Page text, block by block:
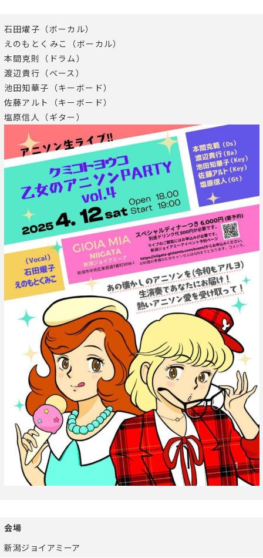
石田燿子（ボーカル）
えのもとくみこ（ボーカル）
本間克則（ドラム）
渡辺貴行（ベース）
池田知華子（キーボード）
佐藤アルト（キーボード）
塩原信人（ギター）
会場
新潟ジョイアミーア